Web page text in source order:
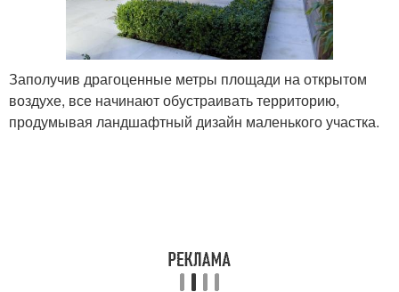
Заполучив драгоценные метры площади на открытом
воздухе, все начинают обустраивать территорию,
продумывая ландшафтный дизайн маленького участка.